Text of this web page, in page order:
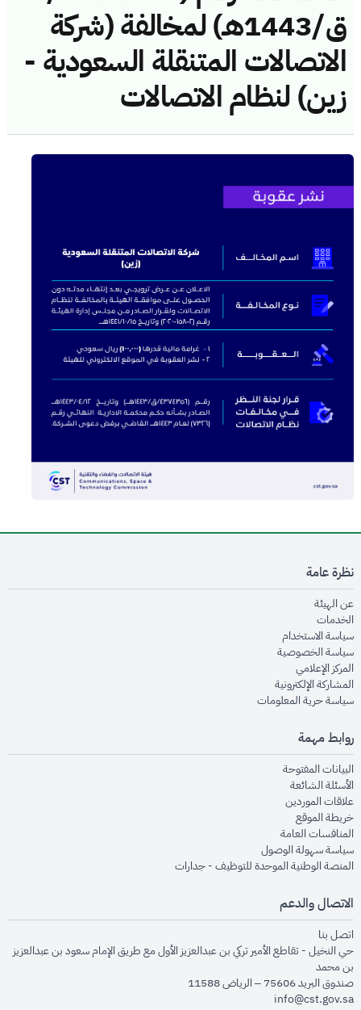
ق/1443هـ) لمخالفة (شركة
الاتصالات المتنقلة السعودية -
زين) لنظام الاتصالات
نظرة عامة
عن الهيئةopens in new window
الخدماتopens in new window
سياسة الاستخدام
سياسة الخصوصيةopens in new window
المركز الإعلاميopens in new window
المشاركة الإلكترونيةopens in new window
سياسة حرية المعلوماتopens in new window
روابط مهمة
البيانات المفتوحةopens in new window
الأسئلة الشائعةopens in new window
علاقات الموردينopens in new window
خريطة الموقعopens in new window
المنافسات العامةopens in new window
سياسة سهولة الوصولopens in new window
المنصة الوطنية الموحدة للتوظيف - جداراتopens in new window
الاتصال والدعم
اتصل بنا
حي النخيل - تقاطع الأمير تركي بن عبدالعزيز الأول مع طريق الإمام سعود بن عبدالعزيز
بن محمد
صندوق البريد 75606 – الرياض 11588
info@cst.gov.sa